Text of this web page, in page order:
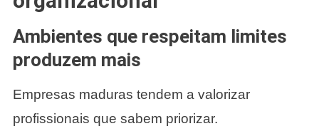
Ambientes que respeitam limites
produzem mais
Empresas maduras tendem a valorizar
profissionais que sabem priorizar.